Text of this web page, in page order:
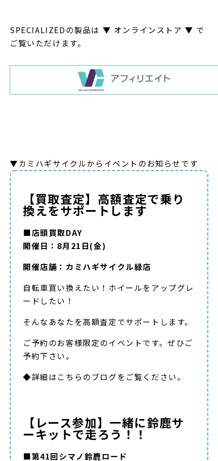
SPECIALIZEDの製品は ▼ オンラインストア ▼ で
ご覧いただけます。
▼カミハギサイクルからイベントのお知らせです
【買取査定】高額査定で乗り
換えをサポートします
■店頭買取DAY
開催日：8月21日(金)
開催店舗：カミハギサイクル緑店
自転車買い換えたい！ホイールをアップグレ
ードしたい！
そんなあなたを高額査定でサポートします。
ご予約のお客様限定のイベントです。ぜひご
予約下さい。
◆詳細はこちらのブログをご覧ください。
【レース参加】一緒に鈴鹿サ
ーキットで走ろう！！
■第41回シマノ鈴鹿ロード